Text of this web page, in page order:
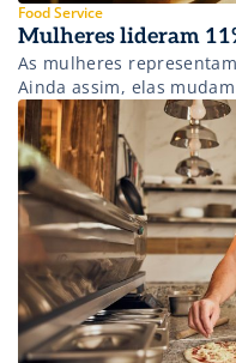
Food Service
Mulheres lideram
As mulheres
Ainda assim, elas